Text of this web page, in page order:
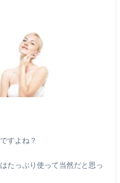
すよね？
たっぷり使って当然だと思っ